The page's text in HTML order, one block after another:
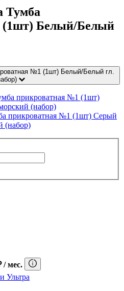
Тумба
(1шт) Белый/Белый
№1 (1шт) Белый/Белый гл.
прикроватная №1 (1шт) Серый
(набор)
/ мес.
Ультра